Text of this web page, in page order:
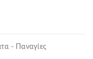
- Παναγίες